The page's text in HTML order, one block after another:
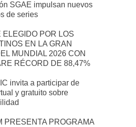
SGAE impulsan nuevos
de series
ELEGIDO POR LOS
EN LA GRAN
MUNDIAL 2026 CON
RÉCORD DE 88,47%
invita a participar de
y gratuito sobre
PRESENTA PROGRAMA